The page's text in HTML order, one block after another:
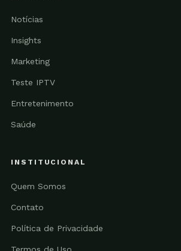
Notícias
Insights
Marketing
Teste IPTV
Entretenimento
Saúde
INSTITUCIONAL
Quem Somos
Contato
Política de Privacidade